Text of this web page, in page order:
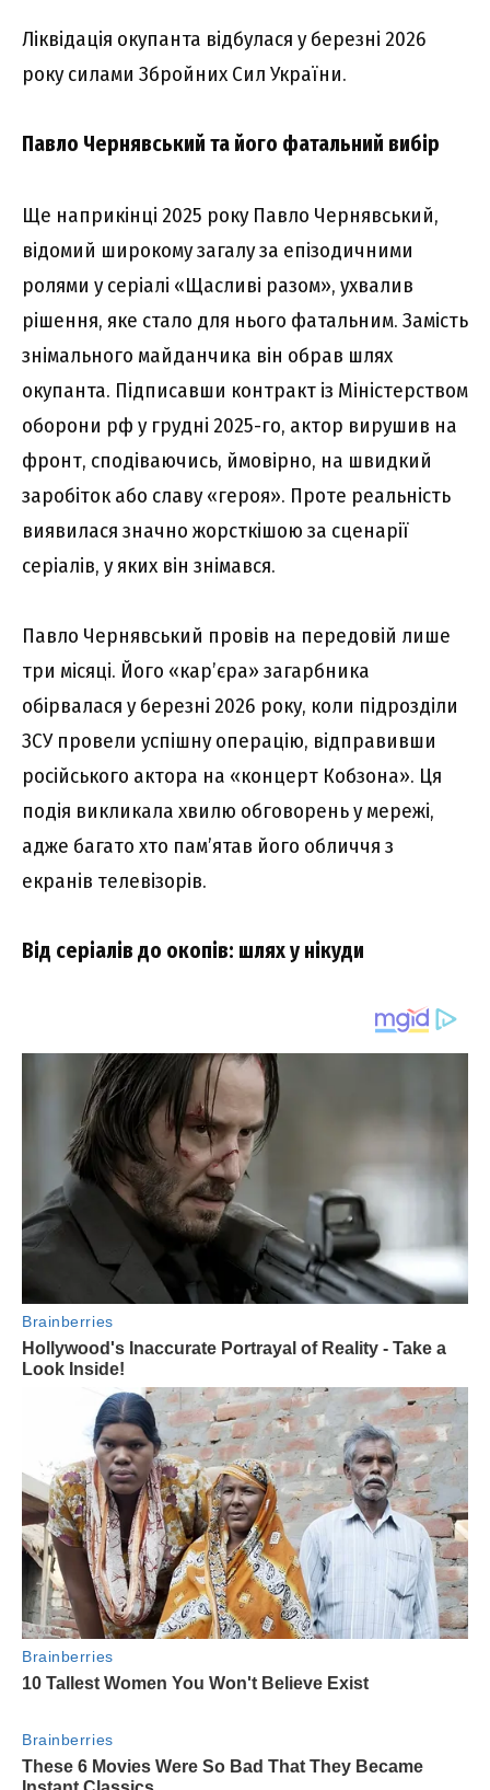
Ліквідація окупанта відбулася у березні 2026
року силами Збройних Сил України.
Павло Чернявський та його фатальний вибір
Ще наприкінці 2025 року Павло Чернявський,
відомий широкому загалу за епізодичними
ролями у серіалі «Щасливі разом», ухвалив
рішення, яке стало для нього фатальним. Замість
знімального майданчика він обрав шлях
окупанта. Підписавши контракт із Міністерством
оборони рф у грудні 2025-го, актор вирушив на
фронт, сподіваючись, ймовірно, на швидкий
заробіток або славу «героя». Проте реальність
виявилася значно жорсткішою за сценарії
серіалів, у яких він знімався.
Павло Чернявський провів на передовій лише
три місяці. Його «кар’єра» загарбника
обірвалася у березні 2026 року, коли підрозділи
ЗСУ провели успішну операцію, відправивши
російського актора на «концерт Кобзона». Ця
подія викликала хвилю обговорень у мережі,
адже багато хто пам’ятав його обличчя з
екранів телевізорів.
Від серіалів до окопів: шлях у нікуди